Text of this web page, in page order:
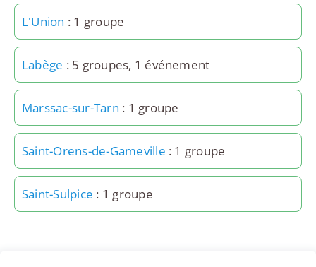
L'Union : 1 groupe
Labège : 5 groupes, 1 événement
Marssac-sur-Tarn : 1 groupe
Saint-Orens-de-Gameville : 1 groupe
Saint-Sulpice : 1 groupe